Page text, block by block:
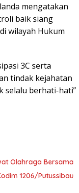
mengatakan
baik siang
wilayah Hukum
3C serta
tindak kejahatan
selalu berhati-hati”
Olahraga Bersama
1206/Putussibau